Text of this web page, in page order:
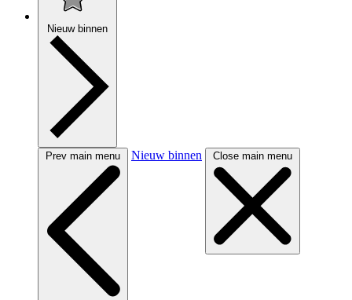
Nieuw binnen
Prev main menu Nieuw binnen Close main menu